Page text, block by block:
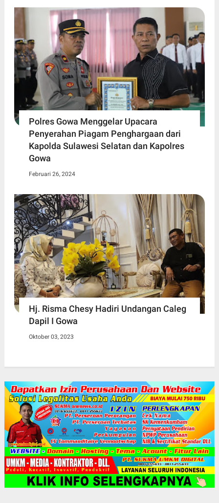
Polres Gowa Menggelar Upacara
Penyerahan Piagam Penghargaan dari
Kapolda Sulawesi Selatan dan Kapolres
Gowa
Februari 26, 2024
Hj. Risma Chesy Hadiri Undangan Caleg
Dapil I Gowa
Oktober 03, 2023